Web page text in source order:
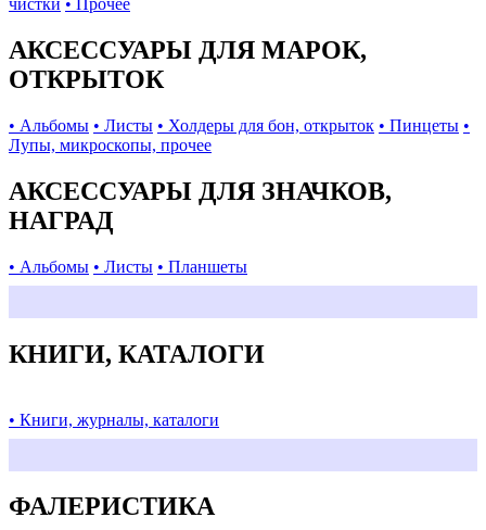
чистки • Прочее
АКСЕССУАРЫ ДЛЯ МАРОК,
ОТКРЫТОК
• Альбомы • Листы • Холдеры для бон, открыток • Пинцеты •
Лупы, микроскопы, прочее
АКСЕССУАРЫ ДЛЯ ЗНАЧКОВ,
НАГРАД
• Альбомы • Листы • Планшеты
КНИГИ, КАТАЛОГИ
• Книги, журналы, каталоги
ФАЛЕРИСТИКА